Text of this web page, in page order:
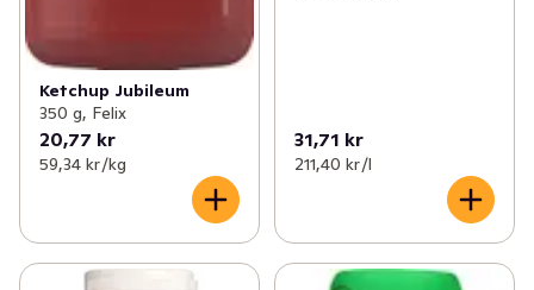
Ketchup Jubileum
350 g, Felix
20,77 kr
59,34 kr /kg
31,71 kr
211,40 kr /l